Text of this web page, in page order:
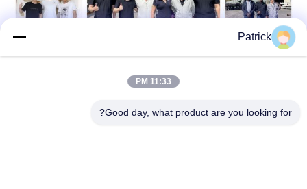
Patrick
11:33 PM
Good day, what product are you looking for?